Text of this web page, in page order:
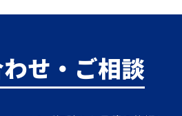
せ・ご相談